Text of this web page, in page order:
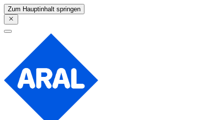
Zum Hauptinhalt springen